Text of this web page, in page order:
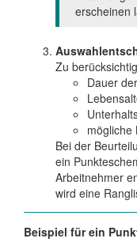
erscheinen
Zu
Dauer
mögliche
Bei der
ein
Arbeitnehmer
wird eine
Beispiel für ein